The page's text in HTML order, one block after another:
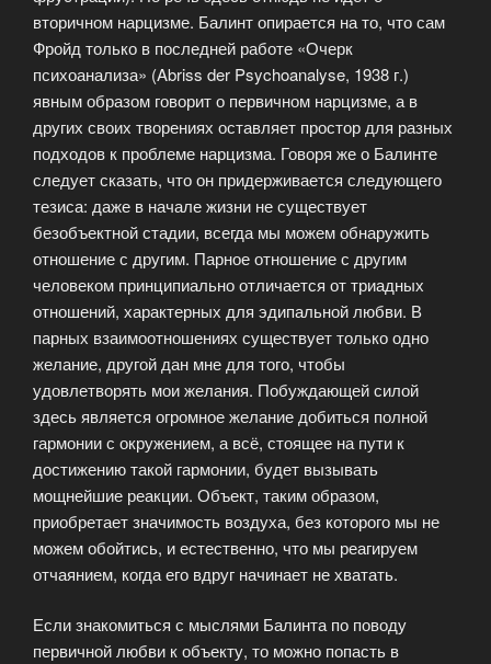
вторичном нарцизме. Балинт опирается на то, что сам
Фройд только в последней работе «Очерк
психоанализа» (Abriss der Psychoanalyse, 1938 г.)
явным образом говорит о первичном нарцизме, а в
других своих творениях оставляет простор для разных
подходов к проблеме нарцизма. Говоря же о Балинте
следует сказать, что он придерживается следующего
тезиса: даже в начале жизни не существует
безобъектной стадии, всегда мы можем обнаружить
отношение с другим. Парное отношение с другим
человеком принципиально отличается от триадных
отношений, характерных для эдипальной любви. В
парных взаимоотношениях существует только одно
желание, другой дан мне для того, чтобы
удовлетворять мои желания. Побуждающей силой
здесь является огромное желание добиться полной
гармонии с окружением, а всё, стоящее на пути к
достижению такой гармонии, будет вызывать
мощнейшие реакции. Объект, таким образом,
приобретает значимость воздуха, без которого мы не
можем обойтись, и естественно, что мы реагируем
отчаянием, когда его вдруг начинает не хватать.
Если знакомиться с мыслями Балинта по поводу
первичной любви к объекту, то можно попасть в